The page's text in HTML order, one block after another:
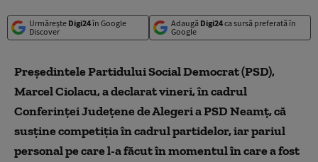
Urmărește Digi24în Google
Discover
Adaugă Digi24ca sursă preferată în
Google
Preşedintele Partidului Social Democrat (PSD),
Marcel Ciolacu, a declarat vineri, în cadrul
Conferinţei Judeţene de Alegeri a PSD Neamţ, că
susţine competiţia în cadrul partidelor, iar pariul
personal pe care l-a făcut în momentul în care a fost